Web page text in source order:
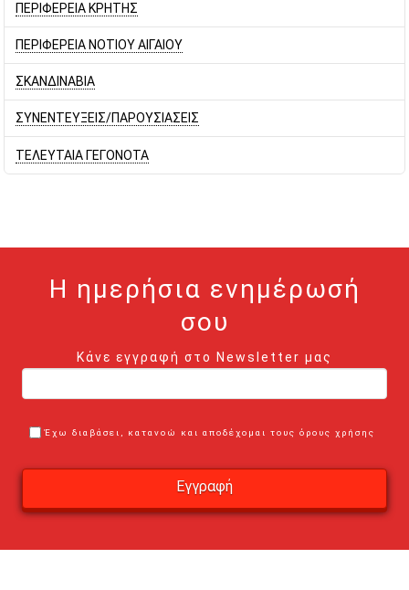
ΠΕΡΙΦΕΡΕΙΑ ΚΡΗΤΗΣ
ΠΕΡΙΦΕΡΕΙΑ ΝΟΤΙΟΥ ΑΙΓΑΙΟΥ
ΣΚΑΝΔΙΝΑΒΙΑ
ΣΥΝΕΝΤΕΥΞΕΙΣ/ΠΑΡΟΥΣΙΑΣΕΙΣ
ΤΕΛΕΥΤΑΙΑ ΓΕΓΟΝΟΤΑ
Η ημερήσια ενημέρωσή
σου
Κάνε εγγραφή στο Newsletter μας
Έχω διαβάσει, κατανοώ και αποδέχομαι τους όρους χρήσης